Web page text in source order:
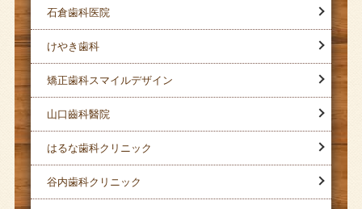
石倉歯科医院
けやき歯科
矯正歯科スマイルデザイン
山口齒科醫院
はるな歯科クリニック
谷内歯科クリニック